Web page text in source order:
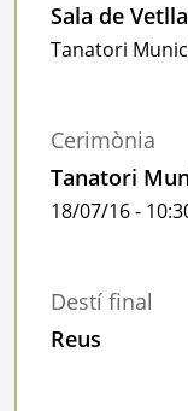
Sala de
Tanatori
Cerimònia
Tanatori
18/07/16 -
Destí final
Reus